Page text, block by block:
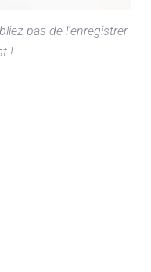
pas de l’enregistrer
!